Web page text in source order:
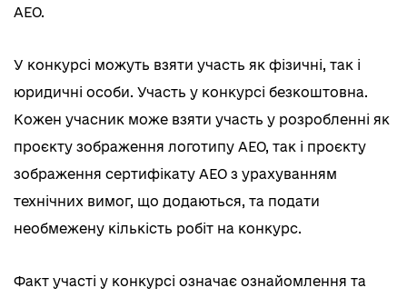
АЕО.
У конкурсі можуть взяти участь як фізичні, так і
юридичні особи. Участь у конкурсі безкоштовна.
Кожен учасник може взяти участь у розробленні як
проєкту зображення логотипу АЕО, так і проєкту
зображення сертифікату АЕО з урахуванням
технічних вимог, що додаються, та подати
необмежену кількість робіт на конкурс.
Факт участі у конкурсі означає ознайомлення та